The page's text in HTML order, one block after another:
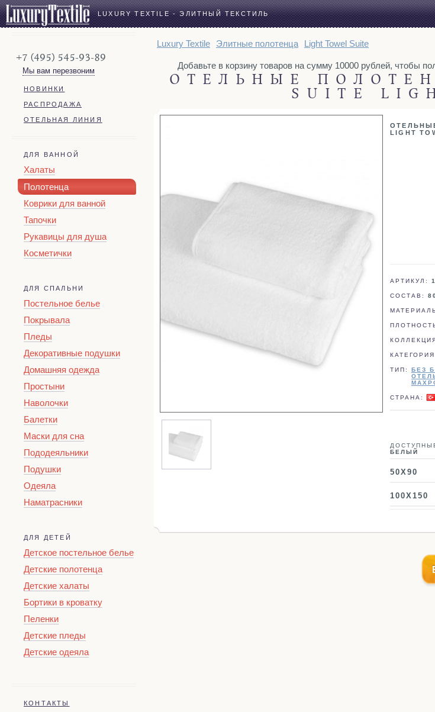
LUXURY TEXTILE - ЭЛИТНЫЙ ТЕКСТИЛЬ
+7 (495) 545-93-89
Мы вам перезвоним
НОВИНКИ
РАСПРОДАЖА
ОТЕЛЬНАЯ ЛИНИЯ
ДЛЯ ВАННОЙ
Халаты
Полотенца
Коврики для ванной
Тапочки
Рукавицы для душа
Косметички
ДЛЯ СПАЛЬНИ
Постельное белье
Покрывала
Пледы
Декоративные подушки
Домашняя одежда
Простыни
Наволочки
Балетки
Маски для сна
Пододеяльники
Подушки
Одеяла
Наматрасники
ДЛЯ ДЕТЕЙ
Детское постельное белье
Детские полотенца
Детские халаты
Бортики в кроватку
Пеленки
Детские пледы
Детские одеяла
КОНТАКТЫ
Luxury Textile Элитные полотенца Light Towel Suite
Добавьте в корзину товаров на сумму 10000 рублей, чтобы
ОТЕЛЬНЫЕ
SUITE
LIGHT
АРТИКУЛ:
СОСТАВ:
ТИП:
БЕЗ
СТРАНА:
БЕЛЫЙ
50X90
100Х150